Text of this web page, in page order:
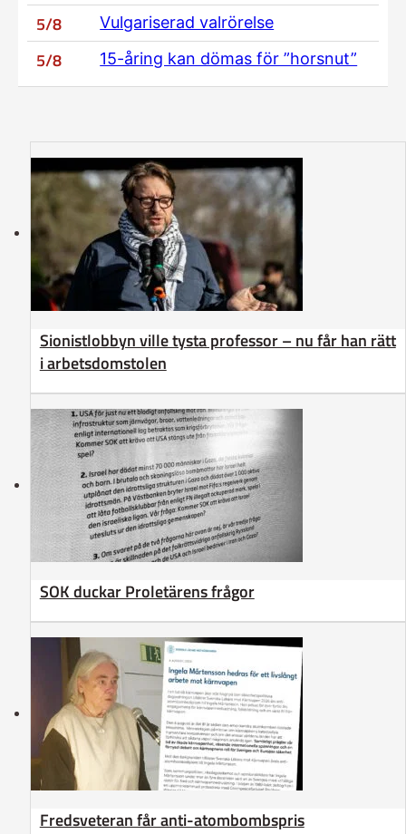
5/8 Vulgariserad valrörelse
5/8 15-åring kan dömas för ”horsnut”
Sionistlobbyn ville tysta professor – nu får han rätt
i arbetsdomstolen
SOK duckar Proletärens frågor
Fredsveteran får anti-atombombspris